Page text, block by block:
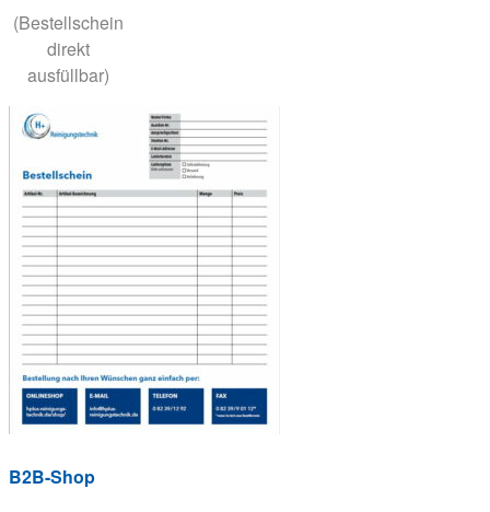
(Bestellschein
direkt
ausfüllbar)
B2B-Shop